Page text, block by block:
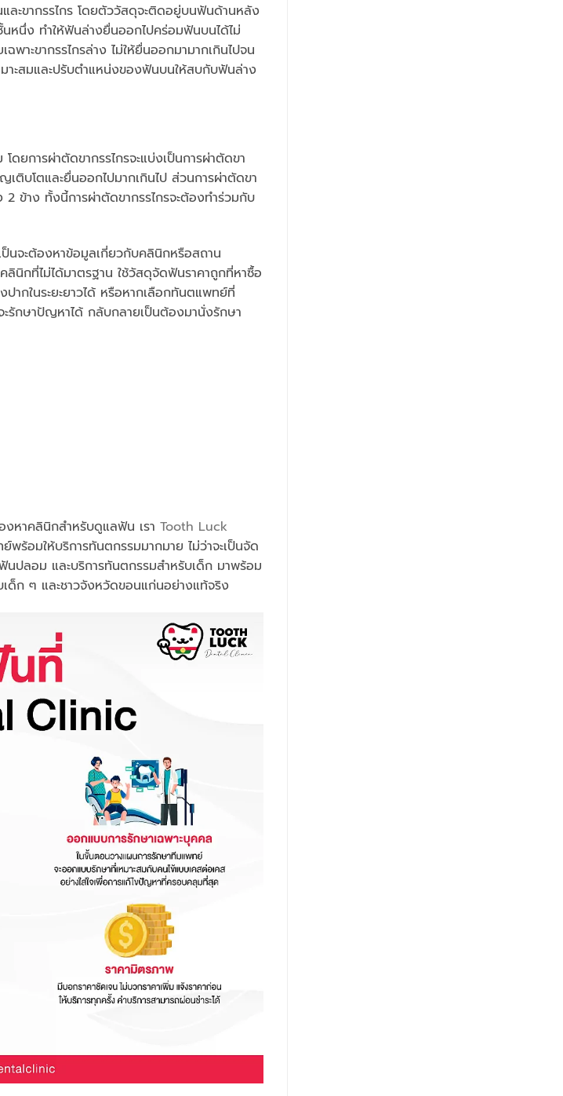
ะขากรรไกร โดยตัววัสดุจะติดอยู่บนฟันด้านหลัง
หนึ่ง ทำให้ฟันล่างยื่นออกไปคร่อมฟันบนได้ไม่
าะขากรรไกรล่าง ไม่ให้ยื่นออกมามากเกินไปจน
าะสมและปรับตำแหน่งของฟันบนให้สบกับฟันล่าง
ยการผ่าตัดขากรรไกรจะแบ่งเป็นการผ่าตัดขา
เติบโตและยื่นออกไปมากเกินไป ส่วนการผ่าตัดขา
2 ข้าง ทั้งนี้การผ่าตัดขากรรไกรจะต้องทำร่วมกับ
นจะต้องหาข้อมูลเกี่ยวกับคลินิกหรือสถาน
ลินิกที่ไม่ได้มาตรฐาน ใช้วัสดุจัดฟันราคาถูกที่หาซื้อ
ากในระยะยาวได้ หรือหากเลือกทันตแพทย์ที่
ะรักษาปัญหาได้ กลับกลายเป็นต้องมานั่งรักษา
หาคลินิกสำหรับดูแลฟัน เรา Tooth Luck
ร้อมให้บริการทันตกรรมมากมาย ไม่ว่าจะเป็นจัด
ลอม และบริการทันตกรรมสำหรับเด็ก มาพร้อม
ด็ก ๆ และชาวจังหวัดขอนแก่นอย่างแท้จริง